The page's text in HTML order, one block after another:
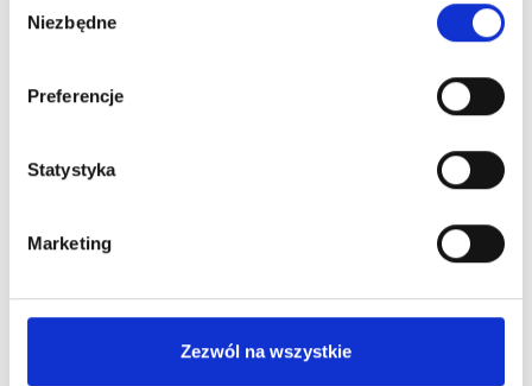
zgody
Niezbędne
Preferencje
Statystyka
Marketing
Zezwól na wszystkie
New on our blog